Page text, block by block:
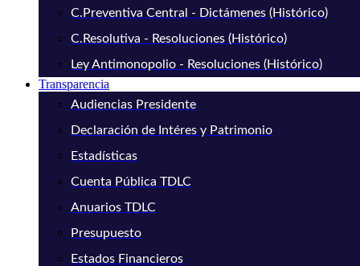
C.Preventiva Central - Dictámenes (Histórico)
C.Resolutiva - Resoluciones (Histórico)
Ley Antimonopolio - Resoluciones (Histórico)
Transparencia
Audiencias Presidente
Declaración de Intéres y Patrimonio
Estadísticas
Cuenta Pública TDLC
Anuarios TDLC
Presupuesto
Estados Financieros